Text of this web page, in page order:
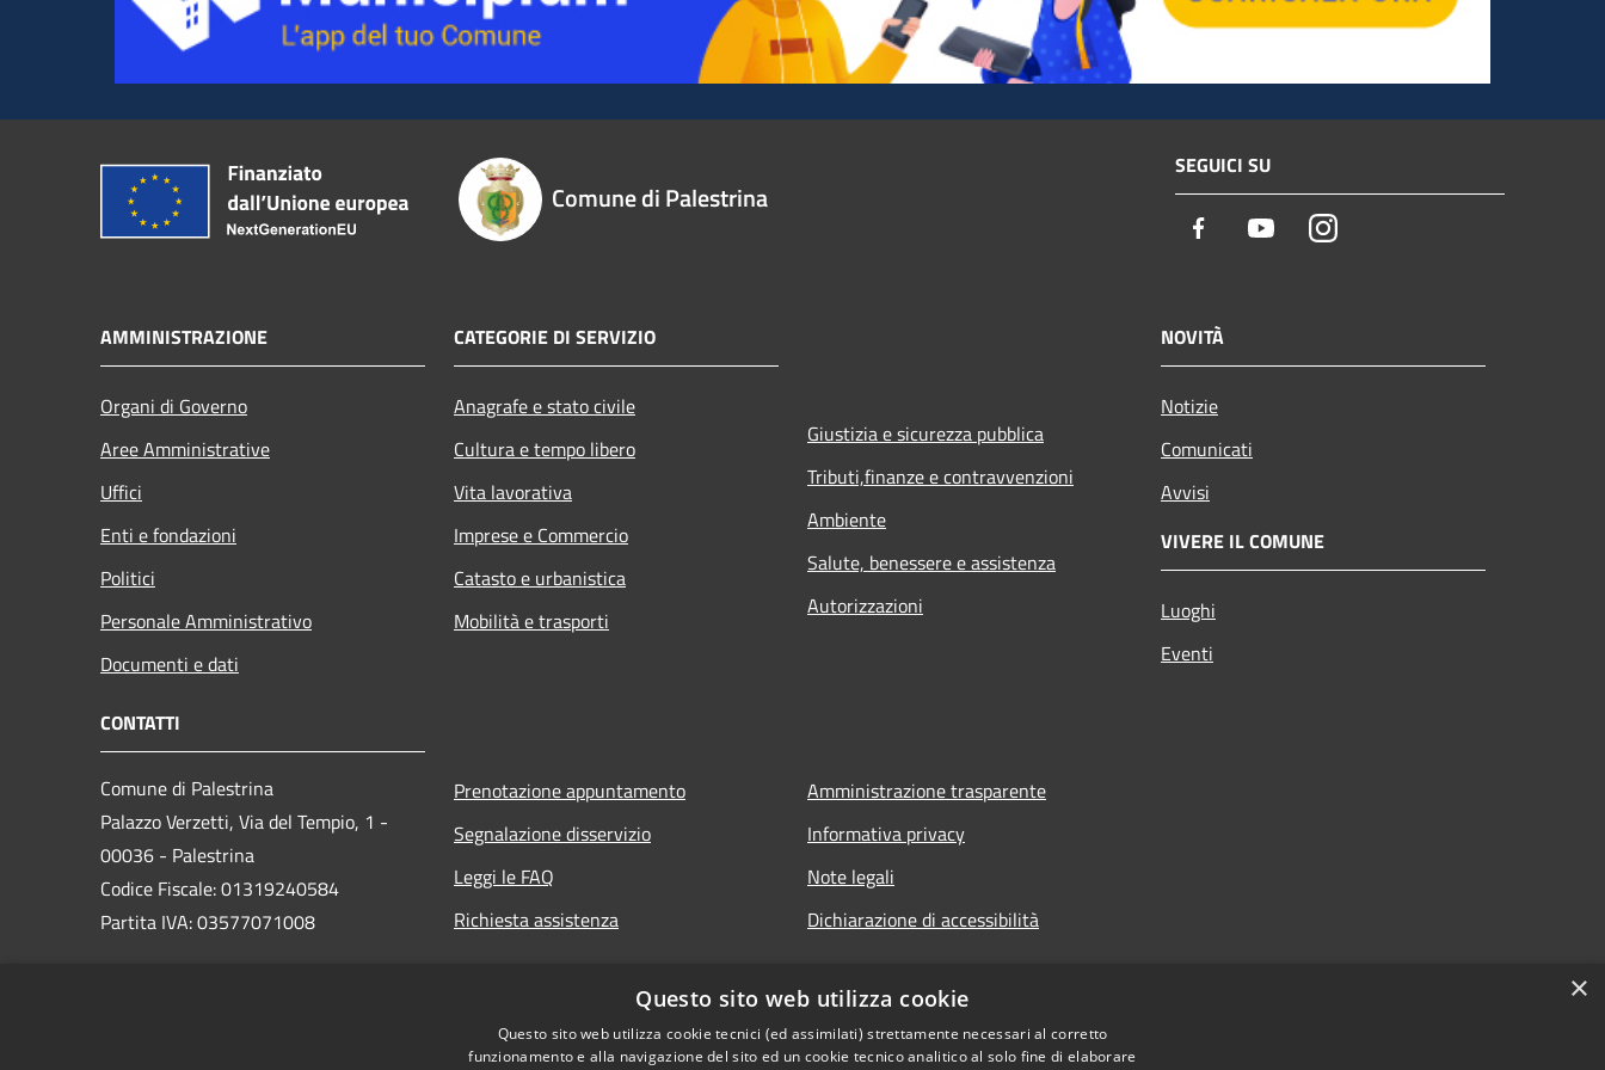
Comune di Palestrina
SEGUICI SU
Facebook YoutubeInstagram
AMMINISTRAZIONE
Organi di Governo
Aree Amministrative
Uffici
Enti e fondazioni
Politici
Personale Amministrativo
Documenti e dati
CATEGORIE DI SERVIZIO
Anagrafe e stato civile
Cultura e tempo libero
Vita lavorativa
Imprese e Commercio
Catasto e urbanistica
Mobilità e trasporti
Giustizia e sicurezza pubblica
Tributi,finanze e contravvenzioni
Ambiente
Salute, benessere e assistenza
Autorizzazioni
NOVITÀ
Notizie
Comunicati
Avvisi
VIVERE IL COMUNE
Luoghi
Eventi
CONTATTI
Comune di Palestrina
Palazzo Verzetti, Via del Tempio, 1 -
00036 - Palestrina
Codice Fiscale: 01319240584
Partita IVA: 03577071008
Prenotazione appuntamento
Segnalazione disservizio
Leggi le FAQ
Richiesta assistenza
Amministrazione trasparente
Informativa privacy
Note legali
Dichiarazione di accessibilità
×
Questo sito web utilizza cookie
Questo sito web utilizza cookie tecnici (ed assimilati) strettamente necessari al corretto
funzionamento e alla navigazione del sito ed un cookie tecnico analitico al solo fine di elaborare